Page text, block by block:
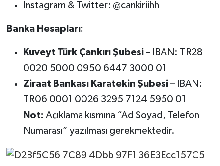
Instagram & Twitter: @cankiriihh
Banka Hesapları:
Kuveyt Türk Çankırı Şubesi– IBAN: TR28
0020 5000 0950 6447 3000 01
Ziraat Bankası Karatekin Şubesi– IBAN:
TR06 0001 0026 3295 7124 5950 01
Not: Açıklama kısmına “Ad Soyad, Telefon
Numarası” yazılması gerekmektedir.